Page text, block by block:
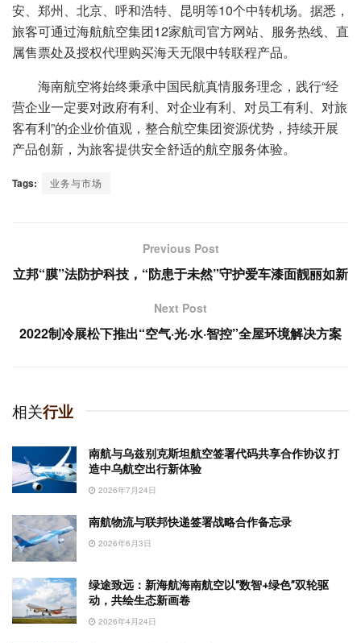
安、郑州、北京、呼和浩特、昆明等10个中转机场。据悉，
旅客可通过海航航空集团12家航司官方网站、服务热线、直
属售票处及授权代理购买海天无限中转联程产品。
海南航空将始终秉承中国民航真情服务理念，践行“经
营企业一定要对政府有利、对企业有利、对员工有利、对旅
客有利”的企业价值观，整合航空集团资源优势，持续开展
产品创新，为旅客提供安全舒适的航空服务体验。
Tags: 业务与市场
Previous Post
立邦“膜”法防护科技，“防患于未然”守护爱车漆面靓丽如新
Next Post
2022制冷展松下推出“空气·光·水·智控”全屋环境解决方案
相关行业
南航与乌兹别克斯坦航空签署代码共享合作协议 打
造中乌航空出行新体验
2026年7月24日
南航物流与联邦快递签署战略合作备忘录
2026年6月3日
绿途致远：新海航海南航空以“数智+绿色”双轮驱
动，共绘生态新画卷
2026年4月24日